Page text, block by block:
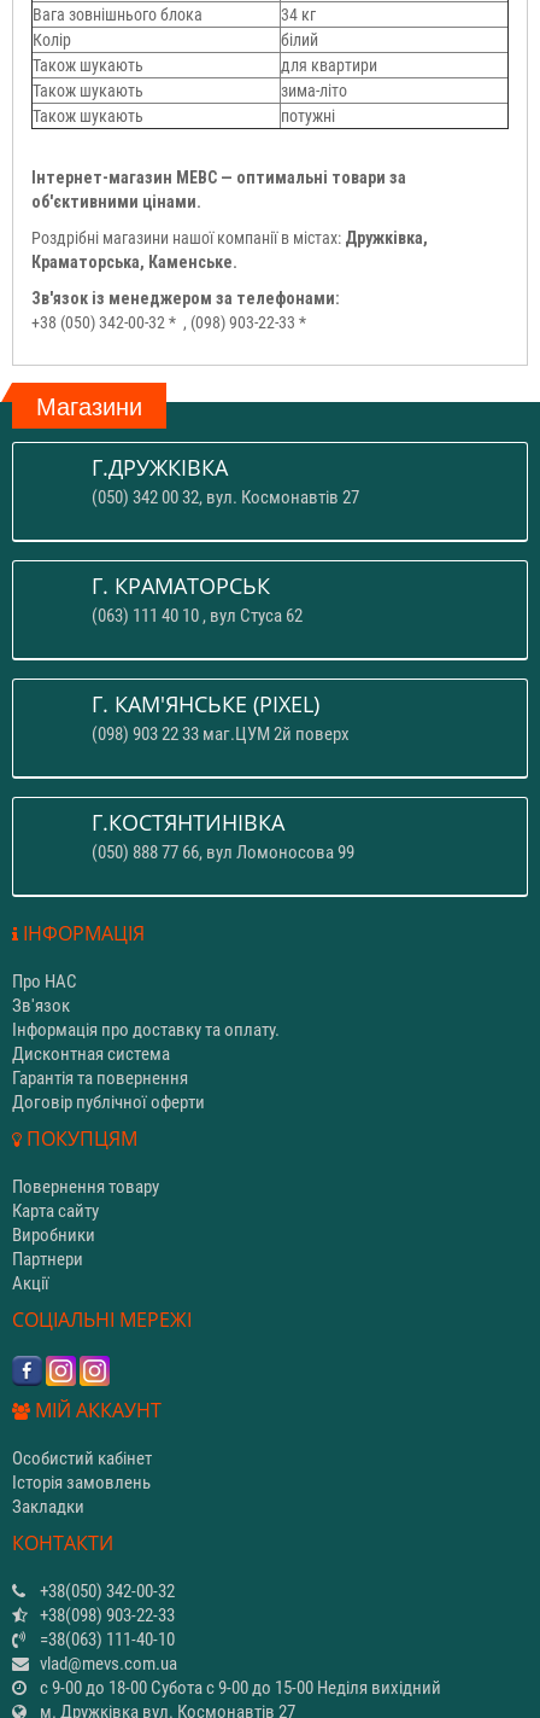
Вага зовнішнього блока
34 кг
Колір
білий
Також шукають
для квартири
Також шукають
зима-літо
Також шукають
потужні
Інтернет-магазин МЕВС — оптимальні товари за
об'єктивними цінами.
Роздрібні магазини нашої компанії в містах: Дружківка,
Краматорська, Каменське.
Зв'язок із менеджером за телефонами:
+38 (050) 342-00-32 * , (098) 903-22-33 *
Магазини
Г.ДРУЖКІВКА
(050) 342 00 32, вул. Космонавтів 27
Г. КРАМАТОРСЬК
(063) 111 40 10 , вул Стуса 62
Г. КАМ'ЯНСЬКЕ (PIXEL)
(098) 903 22 33 маг.ЦУМ 2й поверх
Г.КОСТЯНТИНІВКА
(050) 888 77 66, вул Ломоносова 99
ІНФОРМАЦІЯ
Про НАС
Зв'язок
Інформація про доставку та оплату.
Дисконтная система
Гарантія та повернення
Договір публічної оферти
ПОКУПЦЯМ
Повернення товару
Карта сайту
Виробники
Партнери
Акції
СОЦІАЛЬНІ МЕРЕЖІ
МІЙ АККАУНТ
Особистий кабінет
Історія замовлень
Закладки
КОНТАКТИ
+38(050) 342-00-32
+38(098) 903-22-33
=38(063) 111-40-10
vlad@mevs.com.ua
с 9-00 до 18-00 Субота с 9-00 до 15-00 Неділя вихідний
м. Дружківка вул. Космонавтів 27